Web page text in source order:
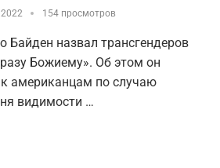
154 просмотров
назвал трансгендеров
Божиему». Об этом он
американцам по случаю
видимости …